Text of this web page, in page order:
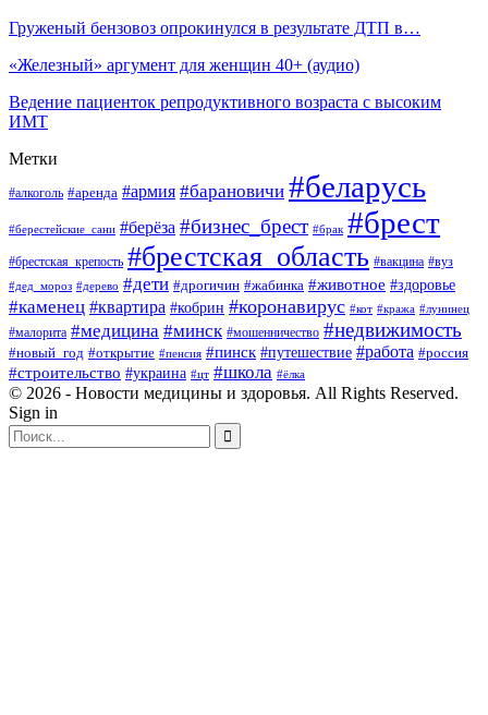
Груженый бензовоз опрокинулся в результате ДТП в…
«Железный» аргумент для женщин 40+ (аудио)
Ведение пациенток репродуктивного возраста с высоким
ИМТ
Метки
#алкоголь #аренда #армия #барановичи #беларусь
#берестейские_сани #берёза #бизнес_брест #брак #брест
#брестская_крепость #брестская_область #вакцина #вуз
#дед_мороз #дерево #дети #дрогичин #жабинка #животное #здоровье
#каменец #квартира #кобрин #коронавирус #кот #кража #лунинец
#малорита #медицина #минск #мошенничество #недвижимость
#новый_год #открытие #пенсия #пинск #путешествие #работа #россия
#строительство #украина #цт #школа #ёлка
© 2026 - Новости медицины и здоровья. All Rights Reserved.
Sign in